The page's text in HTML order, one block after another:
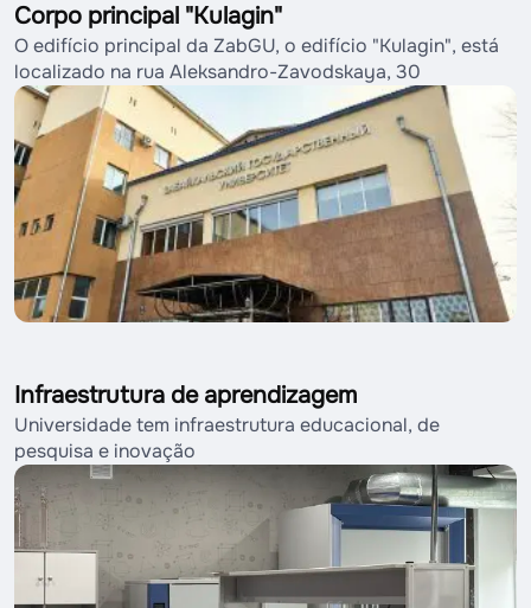
Corpo principal "Kulagin"
O edifício principal da ZabGU, o edifício "Kulagin", está
localizado na rua Aleksandro-Zavodskaya, 30
Infraestrutura de aprendizagem
Universidade tem infraestrutura educacional, de
pesquisa e inovação